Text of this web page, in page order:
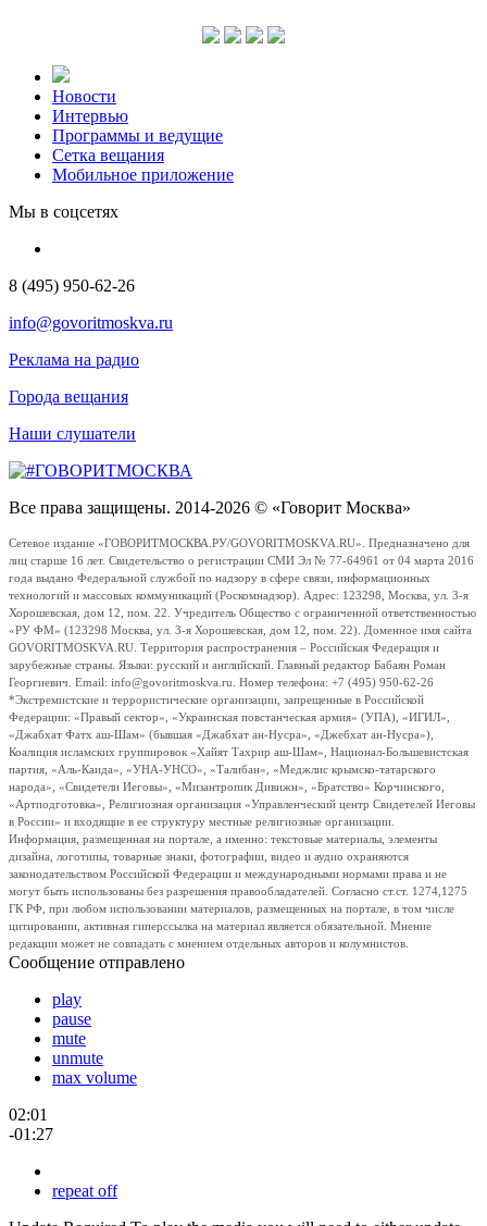
Новости
Интервью
Программы и ведущие
Сетка вещания
Мобильное приложение
Мы в соцсетях
8 (495) 950-62-26
info@govoritmoskva.ru
Реклама на радио
Города вещания
Наши слушатели
Все права защищены. 2014-2026 © «Говорит Москва»
Сетевое издание «ГОВОРИТМОСКВА.РУ/GOVORITMOSKVA.RU». Предназначено для
лиц старше 16 лет. Свидетельство о регистрации СМИ Эл № 77-64961 от 04 марта 2016
года выдано Федеральной службой по надзору в сфере связи, информационных
технологий и массовых коммуникаций (Роскомнадзор). Адрес: 123298, Москва, ул. 3-я
Хорошевская, дом 12, пом. 22. Учредитель Общество с ограниченной ответственностью
«РУ ФМ» (123298 Москва, ул. 3-я Хорошевская, дом 12, пом. 22). Доменное имя сайта
GOVORITMOSKVA.RU. Территория распространения – Российская Федерация и
зарубежные страны. Языки: русский и английский. Главный редактор Бабаян Роман
Георгиевич. Email: info@govoritmoskva.ru. Номер телефона: +7 (495) 950-62-26
*Экстремистские и террористические организации, запрещенные в Российской
Федерации: «Правый сектор», «Украинская повстанческая армия» (УПА), «ИГИЛ»,
«Джабхат Фатх аш-Шам» (бывшая «Джабхат ан-Нусра», «Джебхат ан-Нусра»),
Коалиция исламских группировок «Хайят Тахрир аш-Шам», Национал-Большевистская
партия, «Аль-Каида», «УНА-УНСО», «Талибан», «Меджлис крымско-татарского
народа», «Свидетели Иеговы», «Мизантропик Дивижн», «Братство» Корчинского,
«Артподготовка», Религиозная организация «Управленческий центр Свидетелей Иеговы
в России» и входящие в ее структуру местные религиозные организации.
Информация, размещенная на портале, а именно: текстовые материалы, элементы
дизайна, логотипы, товарные знаки, фотографии, видео и аудио охраняются
законодательством Российской Федерации и международными нормами права и не
могут быть использованы без разрешения правообладателей. Согласно ст.ст. 1274,1275
ГК РФ, при любом использовании материалов, размещенных на портале, в том числе
цитировании, активная гиперссылка на материал является обязательной. Мнение
редакции может не совпадать с мнением отдельных авторов и колумнистов.
Сообщение отправлено
play
pause
mute
unmute
max volume
02:01
-01:27
repeat off